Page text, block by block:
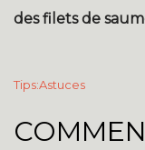
des filets de
Tips:Astuces